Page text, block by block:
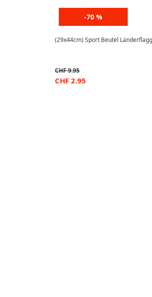
-70 %
(29x44cm) Sport Beutel
CHF9.95
CHF 2.95